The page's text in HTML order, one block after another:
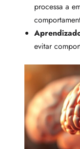
processa a
evitar